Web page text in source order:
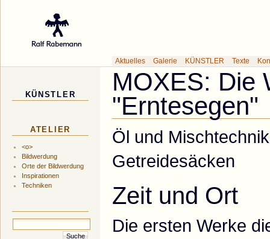
Aktuelles Galerie KÜNSTLER Texte
KÜNSTLER
ATELIER
<o>
Bildwerdung
Orte der Bildwerdung
Inspirationen
Techniken
MOXES: Die
"Erntesegen"
Öl und
Getreidesäcken
Zeit und Ort
Die ersten Werke